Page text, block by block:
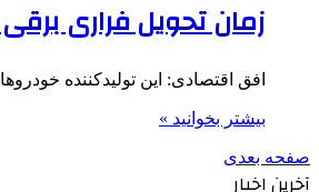
زمان تحویل فراری
افق اقتصادی: این تولیدکننده خودروهای اسپرت لوکس، افزایش ۱۵
بیشتر بخوانید »
صفحه بعدی
آخرین اخبار